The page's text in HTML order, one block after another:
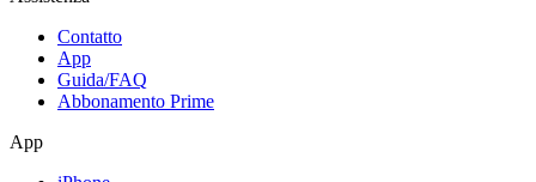
Contatto
App
Guida/FAQ
Abbonamento Prime
App